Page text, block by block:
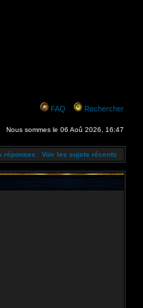
FAQ Rechercher
Nous sommes le 06 Aoû 2026, 16:47
réponses Voir les sujets récents